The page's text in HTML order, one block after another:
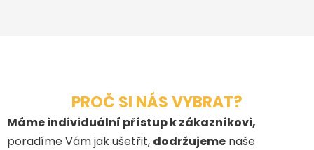
PROČ SI NÁS VYBRAT?
Máme individuální přístup k zákazníkovi,
poradíme Vám jak ušetřit, dodržujeme naše